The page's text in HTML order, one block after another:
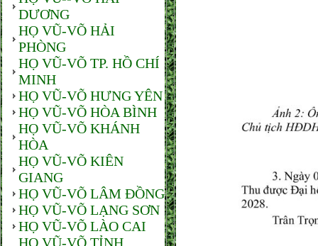
DƯƠNG
HỌ VŨ-VÕ HẢI
PHÒNG
HỌ VŨ-VÕ TP. HỒ CHÍ
MINH
HỌ VŨ-VÕ HƯNG YÊN
HỌ VŨ-VÕ HÒA BÌNH
HỌ VŨ-VÕ KHÁNH
HÒA
HỌ VŨ-VÕ KIÊN
GIANG
HỌ VŨ-VÕ LÂM ĐỒNG
HỌ VŨ-VÕ LẠNG SƠN
HỌ VŨ-VÕ LÀO CAI
HỌ VŨ-VÕ TỈNH